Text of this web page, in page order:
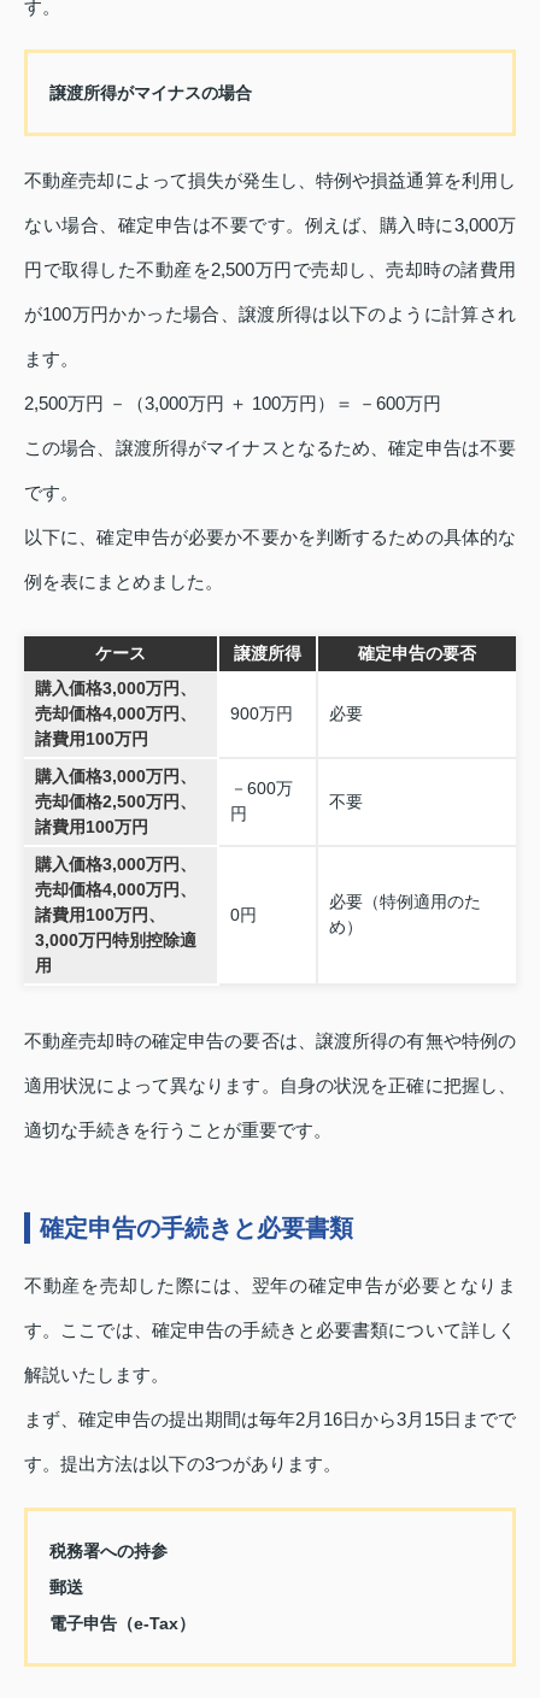
す。
譲渡所得がマイナスの場合
不動産売却によって損失が発生し、特例や損益通算を利用し
ない場合、確定申告は不要です。例えば、購入時に3,000万
円で取得した不動産を2,500万円で売却し、売却時の諸費用
が100万円かかった場合、譲渡所得は以下のように計算され
ます。
2,500万円 －（3,000万円 ＋ 100万円）＝ －600万円
この場合、譲渡所得がマイナスとなるため、確定申告は不要
です。
以下に、確定申告が必要か不要かを判断するための具体的な
例を表にまとめました。
ケース 譲渡所得
確定申告の要否
購入価格3,000万円、
売却価格4,000万円、
諸費用100万円
900万円 必要
購入価格3,000万円、
売却価格2,500万円、
諸費用100万円
－600万
円
不要
購入価格3,000万円、
売却価格4,000万円、
諸費用100万円、
3,000万円特別控除適
用
0円
必要（特例適用のた
め）
不動産売却時の確定申告の要否は、譲渡所得の有無や特例の
適用状況によって異なります。自身の状況を正確に把握し、
適切な手続きを行うことが重要です。
確定申告の手続きと必要書類
不動産を売却した際には、翌年の確定申告が必要となりま
す。ここでは、確定申告の手続きと必要書類について詳しく
解説いたします。
まず、確定申告の提出期間は毎年2月16日から3月15日までで
す。提出方法は以下の3つがあります。
税務署への持参
郵送
電子申告（e-Tax）